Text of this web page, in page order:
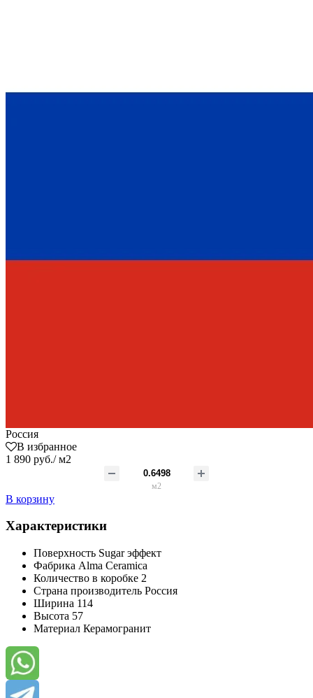
Россия
В избранное
1 890 руб./ м2
м2
В корзину
Характеристики
Поверхность Sugar эффект
Фабрика Alma Ceramica
Количество в коробке 2
Страна производитель Россия
Ширина 114
Высота 57
Материал Керамогранит